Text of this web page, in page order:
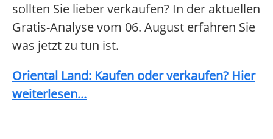
sollten Sie lieber verkaufen? In der aktuellen
Gratis-Analyse vom 06. August erfahren Sie
was jetzt zu tun ist.
Oriental Land: Kaufen oder verkaufen? Hier
weiterlesen...